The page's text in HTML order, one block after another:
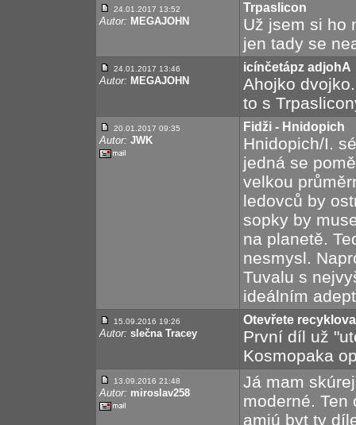
24.01.2017 13:52
Autor: MEGAJOHN
Trpaslicon
Už jsem si ho
jen tady se
24.01.2017 13:46
Autor: MEGAJOHN
icínčetápz adjohA
Ahojko
to s
20.01.2017 09:35
Autor: JWK
Fidži - Hnidopich
Hnidopich/I.
jedná se
velkou
ledovců by
sopky by
na planetě.
nesmysl.
Tuvalu s
ideálním
15.09.2016 19:26
Autor: slečna Tracey
Otevřete
První díl už
Kosmopaka
13.09.2016 21:48
Autor: miroslav258
Já mam
moderné.
amjú byt ty